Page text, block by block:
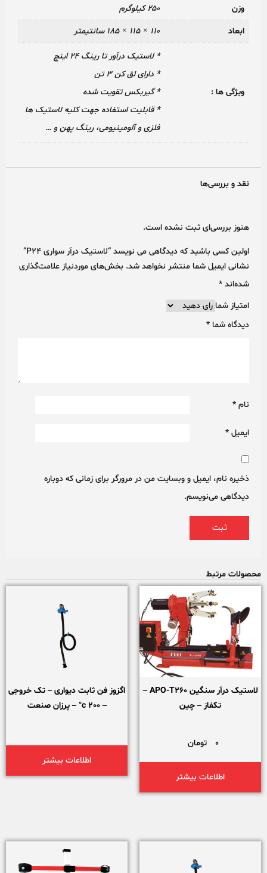
وزن
250 کیلوگرم
ابعاد
110 × 115 × 185 سانتیمتر
ویژگی ها :
* لاستیک درآور تا رینگ 24 اینچ
* دارای لق کن 3 تن
* گیربکس تقویت شده
* قابلیت استفاده جهت کلیه لاستیک ها
فلزی و آلومینیومی، رینگ پهن و …
نقد و بررسی‌ها
هنوز بررسی‌ای ثبت نشده است.
اولین کسی باشید که دیدگاهی می نویسد “لاستیک درآر سواری P24”
نشانی ایمیل شما منتشر نخواهد شد. بخش‌های موردنیاز علامت‌گذاری
شده‌اند *
امتیاز شما
دیدگاه شما *
نام *
ایمیل *
ذخیره نام، ایمیل و وبسایت من در مرورگر برای زمانی که دوباره
دیدگاهی می‌نویسم.
محصولات مرتبط
لاستیک درآر سنگین APO-T260 –
تکفاز – چین
0 تومان
اطلاعات بیشتر
اگزوز فن ثابت دیواری – تک خروجی
– 200 c° – پرزان صنعت
اطلاعات بیشتر